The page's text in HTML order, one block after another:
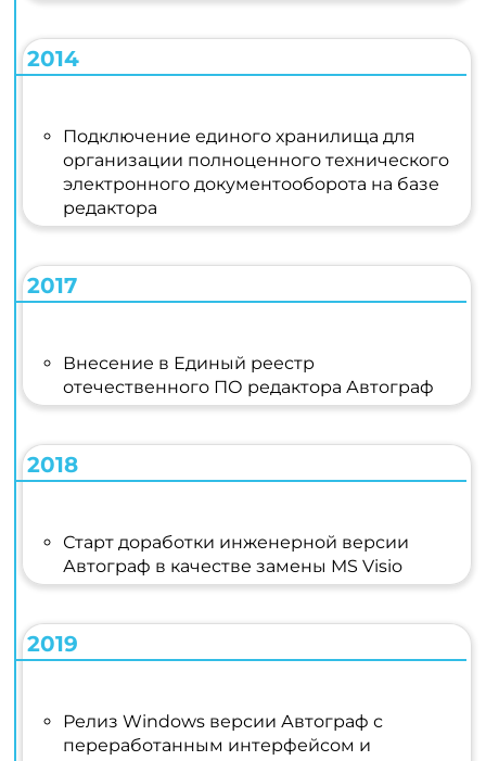
2014
Подключение единого хранилища для
организации полноценного технического
электронного документооборота на базе
редактора
2017
Внесение в Единый реестр
отечественного ПО редактора Автограф
2018
Старт доработки инженерной версии
Автограф в качестве замены MS Visio
2019
Релиз Windows версии Автограф с
переработанным интерфейсом и